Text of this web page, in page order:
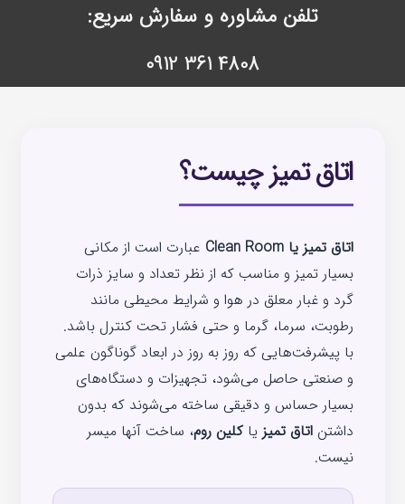
تلفن مشاوره و سفارش سریع:
4808 361 0912
اتاق تمیز چیست؟
اتاق تمیز یا Clean Room
عبارت است از مکانی
بسیار تمیز و مناسب که از نظر تعداد و سایز ذرات
گرد و غبار معلق در هوا و شرایط محیطی مانند
رطوبت، سرما، گرما و حتی فشار تحت کنترل باشد.
با پیشرفت‌هایی که روز به روز در ابعاد گوناگون علمی
و صنعتی حاصل می‌شود، تجهیزات و دستگاه‌های
بسیار حساس و دقیقی ساخته می‌شوند که بدون
داشتناتاق تمیز یاکلین روم، ساخت آنها میسر
نیست.